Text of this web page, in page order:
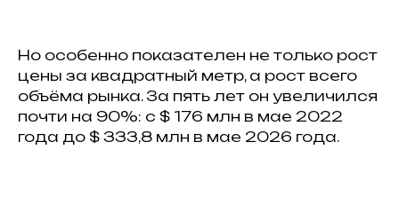
Но особенно показателен не только рост
цены за квадратный метр, а рост всего
объёма рынка. За пять лет он увеличился
почти на 90%: с $ 176 млн в мае 2022
года до $ 333,8 млн в мае 2026 года.